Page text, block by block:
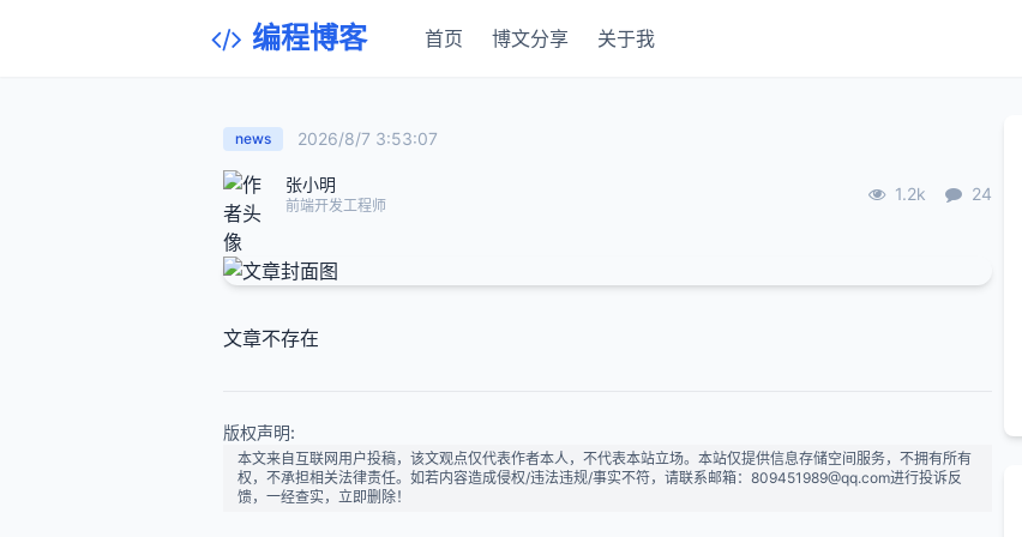
编程博客 首页 博文分享 关于我
news 2026/8/7 3:53:07
张小明
前端开发工程师
1.2k 24
文章不存在
版权声明:
本文来自互联网用户投稿，该文观点仅代表作者本人，不代表本站立场。本站仅提供信息存储空间服务，不拥有所有
权，不承担相关法律责任。如若内容造成侵权/违法违规/事实不符，请联系邮箱：809451989@qq.com进行投诉反
馈，一经查实，立即删除！